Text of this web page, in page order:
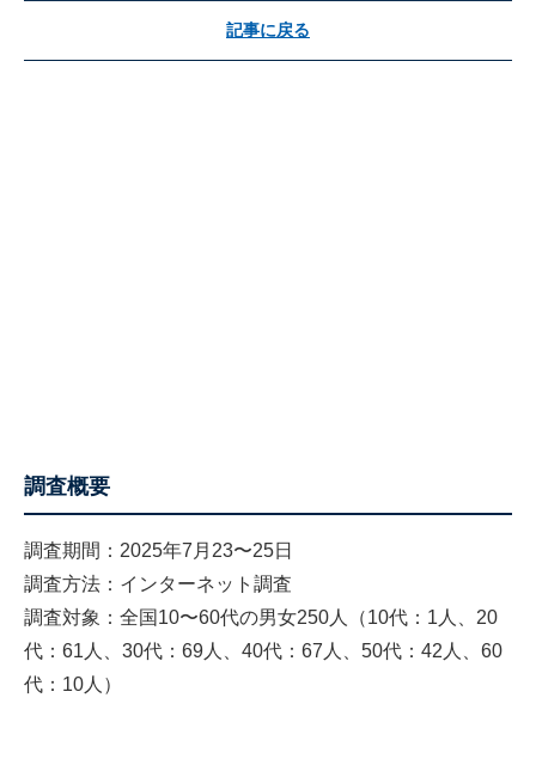
記事に戻る
調査概要
調査期間：2025年7月23〜25日
調査方法：インターネット調査
調査対象：全国10〜60代の男女250人（10代：1人、20
代：61人、30代：69人、40代：67人、50代：42人、60
代：10人）